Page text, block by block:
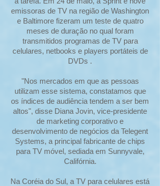
emissoras de TV na região de Washington
e Baltimore fizeram um teste de quatro
meses de duração no qual foram
transmitidos programas de TV para
celulares, netbooks e players portáteis de
DVDs .
"Nos mercados em que as pessoas
utilizam esse sistema, constatamos que
os índices de audiência tendem a ser bem
altos", disse Diana Jovin, vice-presidente
de marketing corporativo e
desenvolvimento de negócios da Telegent
Systems, a principal fabricante de chips
para TV móvel, sediada em Sunnyvale,
Califórnia.
Na Coréia do Sul, a TV para celulares está